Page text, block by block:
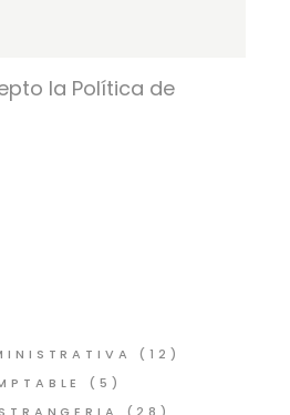
la Política de
(12)
(5)
(28)